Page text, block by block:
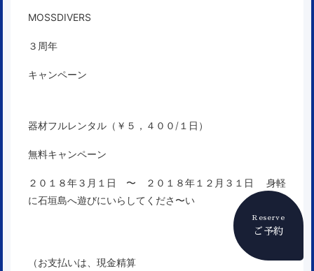
Reserve
ご予約
MOSSDIVERS
３周年
キャンペーン
器材フルレンタル（￥５，４００/１日）
無料キャンペーン
２０１８年３月１日 〜 ２０１８年１２月３１日
身軽
に石垣島へ遊びにいらしてくださ〜い
（お支払いは、現金精算